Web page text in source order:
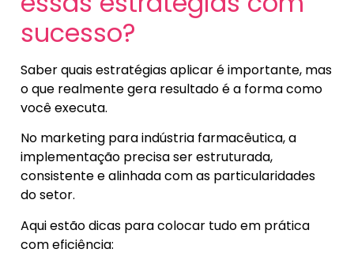
sucesso?
Saber quais estratégias aplicar é importante, mas
o que realmente gera resultado é a forma como
você executa.
No marketing para indústria farmacêutica, a
implementação precisa ser estruturada,
consistente e alinhada com as particularidades
do setor.
Aqui estão dicas para colocar tudo em prática
com eficiência: